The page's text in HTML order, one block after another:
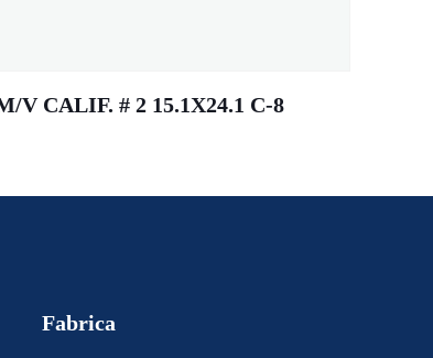
V CALIF. # 2 15.1X24.1 C-8
Fabrica